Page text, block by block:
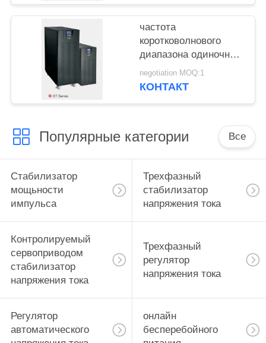
частота
коротковолнового
диапазона одиночной
фазы 6КВА
поднимает онлайн
negotiation MOQ:1
КОНТАКТ
Популярные категории Все
Стабилизатор
мощьности
импульса
Трехфазный
стабилизатор
напряжения тока
Контролируемый
сервоприводом
стабилизатор
напряжения тока
Трехфазный
регулятор
напряжения тока
Регулятор
автоматического
онлайн
бесперебойного